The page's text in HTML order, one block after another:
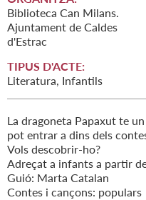
Biblioteca Can Milans.
Ajuntament de Caldes
d'Estrac
TIPUS D'ACTE:
Literatura, Infantils
La dragoneta Papaxut te
pot entrar a dins dels
Vols descobrir-ho?
Adreçat a infants a partir
Guió: Marta Catalan
Contes i cançons: populars